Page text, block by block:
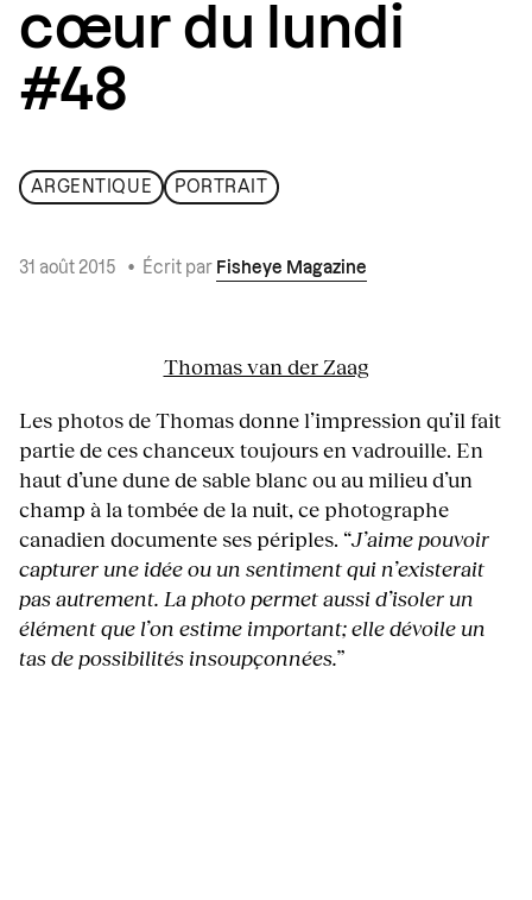
cœur du lundi
#48
ARGENTIQUE PORTRAIT
31 août 2015 • Écrit par Fisheye Magazine
Thomas van der Zaag
Les photos de Thomas donne l’impression qu’il fait
partie de ces chanceux toujours en vadrouille. En
haut d’une dune de sable blanc ou au milieu d’un
champ à la tombée de la nuit, ce photographe
canadien documente ses périples. “J’aime pouvoir
capturer une idée ou un sentiment qui n’existerait
pas autrement. La photo permet aussi d’isoler un
élément que l’on estime important; elle dévoile un
tas de possibilités insoupçonnées.”